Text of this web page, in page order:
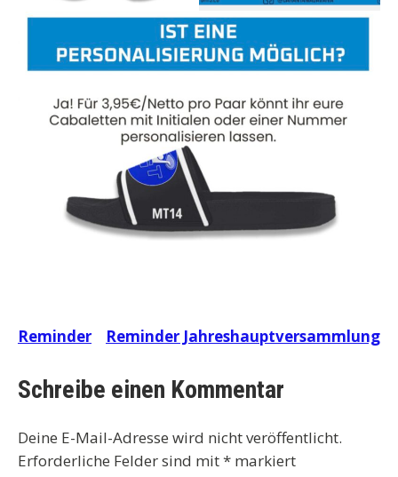
Beitragsnavigation
Reminder Reminder Jahreshauptversammlung
Schreibe einen Kommentar
Deine E-Mail-Adresse wird nicht veröffentlicht.
Erforderliche Felder sind mit* markiert